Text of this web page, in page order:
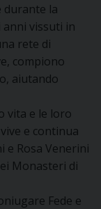
durante la
vissuti in
rete di
compiono
aiutando
vita e le loro
e continua
e Rosa Venerini
Monasteri di
Fede e